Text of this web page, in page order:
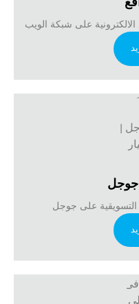
على شبكة الويب
جوجل
التسويقية على جوجل